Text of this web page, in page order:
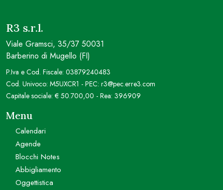
R3 s.r.l.
Viale Gramsci, 35/37 50031
Barberino di Mugello (FI)
P.Iva e Cod. Fiscale: 03879240483
Cod. Univoco: M5UXCR1 - PEC: r3@pec.erre3.com
Capitale sociale: € 50.700,00 - Rea: 396909
Menu
Calendari
Agende
Blocchi Notes
Abbigliamento
Oggettistica